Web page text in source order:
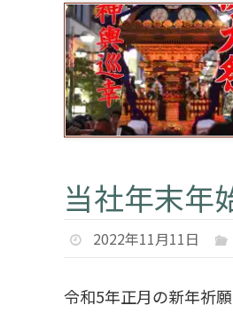
当社年末年
2022年11月11日
令和5年正月の新年祈